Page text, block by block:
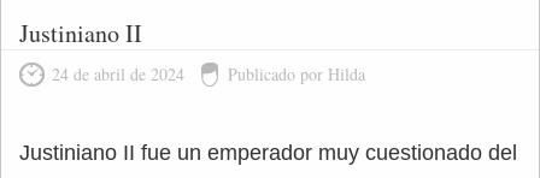
Justiniano II
24 de abril de 2024 Publicado por Hilda
Justiniano II fue un emperador muy cuestionado del